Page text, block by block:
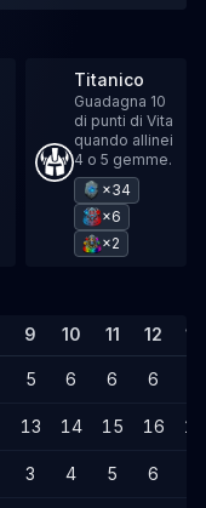
Titanico
Guadagna 10
di punti di Vita
quando allinei
4 o 5 gemme.
×34
×6
×2
9 10 11 12 13
5 6 6 6
13 14 15 16 16
3 4 5 6